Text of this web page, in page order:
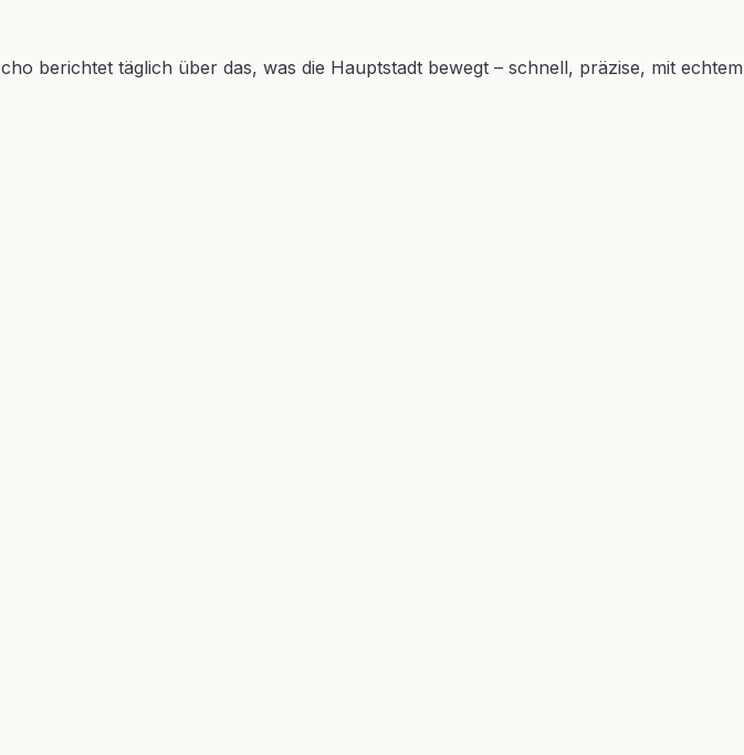
berichtet täglich über das, was die Hauptstadt bewegt – schnell, präzise, mit echtem